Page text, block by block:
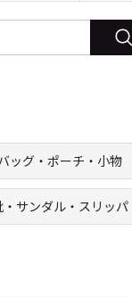
ッグ・ポーチ・小物
・サンダル・スリッパ